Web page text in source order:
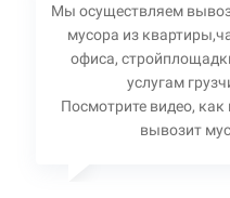
Мы осуществляем вывоз
мусора из
офиса,
услугам
Посмотрите видео,
вывозит